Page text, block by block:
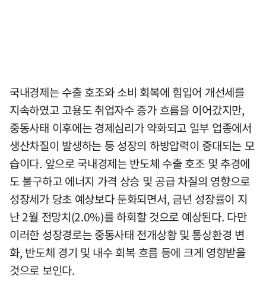
국내경제는 수출 호조와 소비 회복에 힘입어 개선세를
지속하였고 고용도 취업자수 증가 흐름을 이어갔지만,
중동사태 이후에는 경제심리가 약화되고 일부 업종에서
생산차질이 발생하는 등 성장의 하방압력이 증대되는 모
습이다. 앞으로 국내경제는 반도체 수출 호조 및 추경에
도 불구하고 에너지 가격 상승 및 공급 차질의 영향으로
성장세가 당초 예상보다 둔화되면서, 금년 성장률이 지
난 2월 전망치(2.0%)를 하회할 것으로 예상된다. 다만
이러한 성장경로는 중동사태 전개상황 및 통상환경 변
화, 반도체 경기 및 내수 회복 흐름 등에 크게 영향받을
것으로 보인다.